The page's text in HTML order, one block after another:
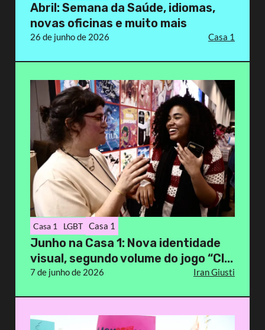
Abril: Semana da Saúde, idiomas,
novas oficinas e muito mais
26 de junho de 2026 Casa 1
Casa 1 LGBT Casa 1
Junho na Casa 1: Nova identidade
visual, segundo volume do jogo “Cl...
7 de junho de 2026 Iran Giusti